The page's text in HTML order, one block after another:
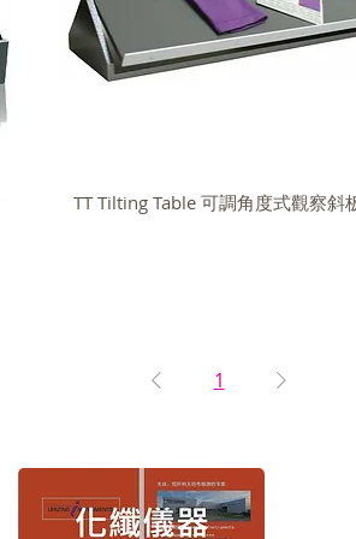
TT Tilting Table 可調角度式觀察斜
1